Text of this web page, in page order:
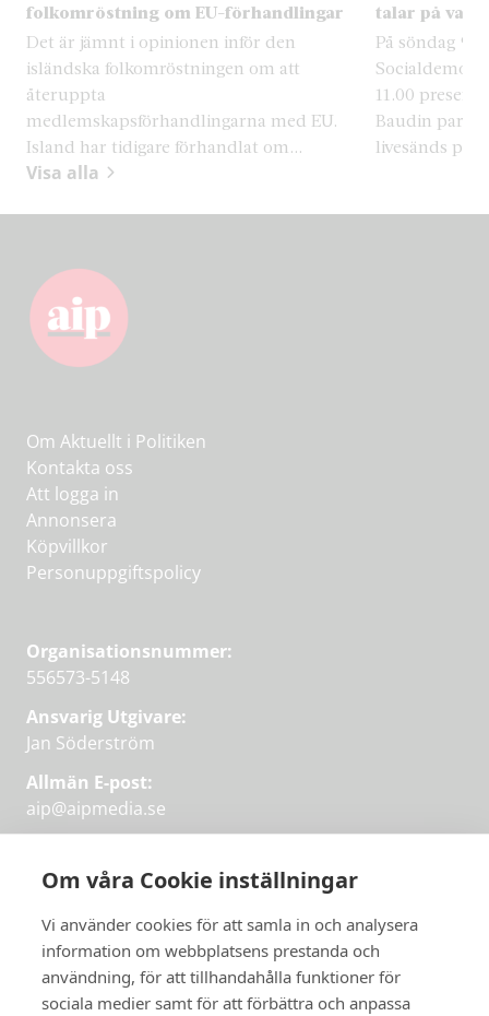
Om våra Cookie inställningar
Vi använder cookies för att samla in och analysera
information om webbplatsens prestanda och
användning, för att tillhandahålla funktioner för
sociala medier samt för att förbättra och anpassa
folkomröstning om EU-förhandlingar
Det är jämnt i opinionen inför den
isländska folkomröstningen om att
återuppta
medlemskapsförhandlingarna med EU.
Island har tidigare förhandlat om...
talar på
På söndag 9
11.00
Baudin
livesänds på
Visa alla
Om Aktuellt i Politiken
Kontakta oss
Att logga in
Annonsera
Köpvillkor
Personuppgiftspolicy
Organisationsnummer:
556573-5148
Ansvarig Utgivare:
Jan Söderström
Allmän E-post:
aip@aipmedia.se
aip@flowyinfo.seeller 08-1210 60 40.
Instagram
LinkedIn
Twitter
Facebook
Få veckans bästa